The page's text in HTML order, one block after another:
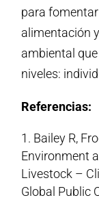
para
alimentación
ambiental
niveles:
Referencias:
Bailey R,
Environment
Livestock –
Global Public